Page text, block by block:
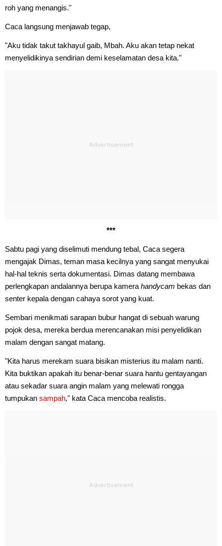
roh yang menangis."
Caca langsung menjawab tegap,
"Aku tidak takut takhayul gaib, Mbah. Aku akan tetap nekat
menyelidikinya sendirian demi keselamatan desa kita."
***
Sabtu pagi yang diselimuti mendung tebal, Caca segera
mengajak Dimas, teman masa kecilnya yang sangat menyukai
hal-hal teknis serta dokumentasi. Dimas datang membawa
perlengkapan andalannya berupa kamera handycam bekas dan
senter kepala dengan cahaya sorot yang kuat.
Sembari menikmati sarapan bubur hangat di sebuah warung
pojok desa, mereka berdua merencanakan misi penyelidikan
malam dengan sangat matang.
"Kita harus merekam suara bisikan misterius itu malam nanti.
Kita buktikan apakah itu benar-benar suara hantu gentayangan
atau sekadar suara angin malam yang melewati rongga
tumpukan sampah," kata Caca mencoba realistis.